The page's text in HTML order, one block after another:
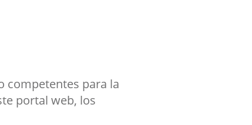
competentes para la
portal web, los